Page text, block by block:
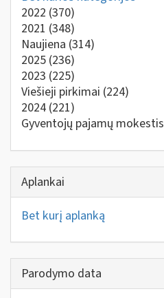
2022 (370)
2021 (348)
Naujiena (314)
2025 (236)
2023 (225)
Viešieji pirkimai (224)
2024 (221)
Gyventojų pajamų mokestis
Aplankai
Bet kurį aplanką
Parodymo data